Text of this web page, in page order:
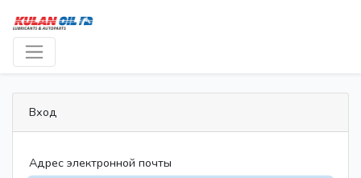
Вход
Адрес электронной почты